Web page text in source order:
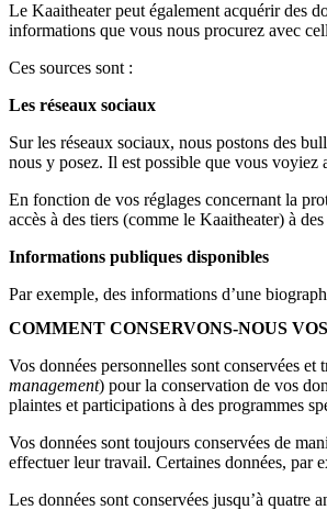
Le Kaaitheater peut également acquérir des
informations que vous nous procurez avec
Ces sources sont :
Les réseaux sociaux
Sur les réseaux sociaux, nous postons des
nous y posez. Il est possible que vous voyiez
En fonction de vos réglages concernant la
accès à des tiers (comme le Kaaitheater) à
Informations publiques disponibles
Par exemple, des informations d’une
COMMENT CONSERVONS-NOUS
Vos données personnelles sont conservées
management) pour la conservation de vos
plaintes et participations à des programmes
Vos données sont toujours conservées de
effectuer leur travail. Certaines données, par
Les données sont conservées jusqu’à quatre